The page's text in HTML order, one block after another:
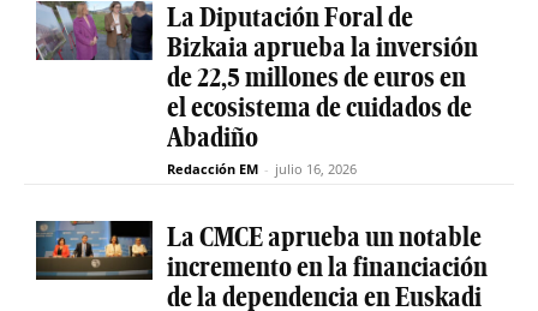
La Diputación Foral de
Bizkaia aprueba la inversión
de 22,5 millones de euros en
el ecosistema de cuidados de
Abadiño
Redacción EM - julio 16, 2026
La CMCE aprueba un notable
incremento en la financiación
de la dependencia en Euskadi